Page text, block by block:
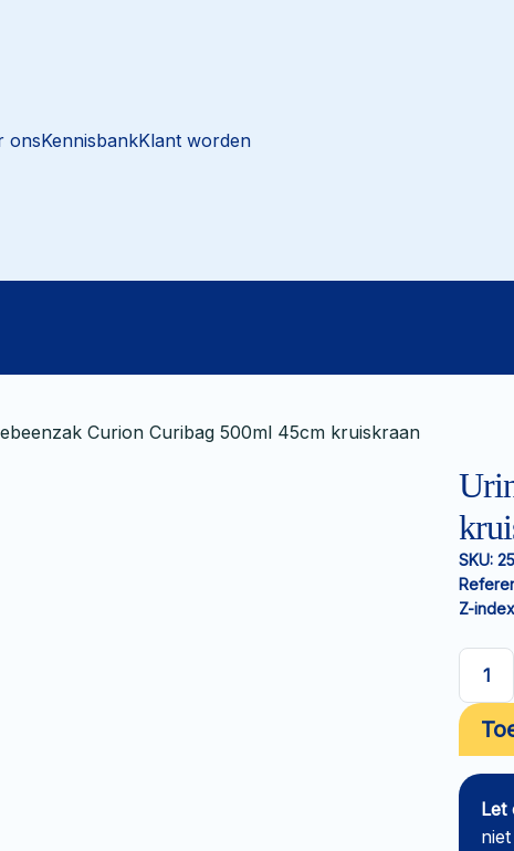
onsKennisbankKlant worden
Curion Curibag 500ml 45cm kruiskraan
SKU:
Z-
Curion
500ml
45cm
Let